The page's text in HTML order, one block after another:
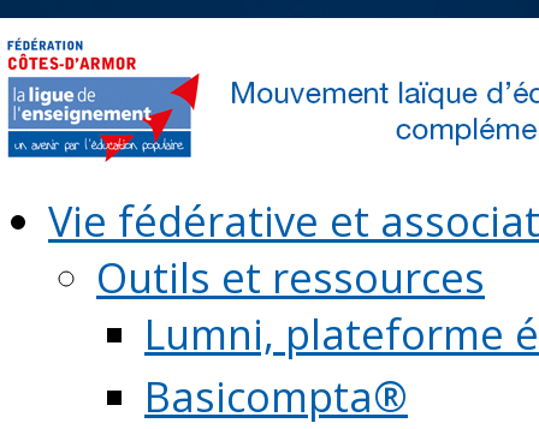
Vie fédérative et
Outils et ressources
Lumni, plateforme
Basicompta®